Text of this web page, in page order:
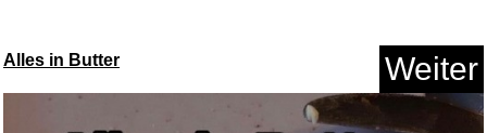
Anzeige
Alles in Butter Weiter